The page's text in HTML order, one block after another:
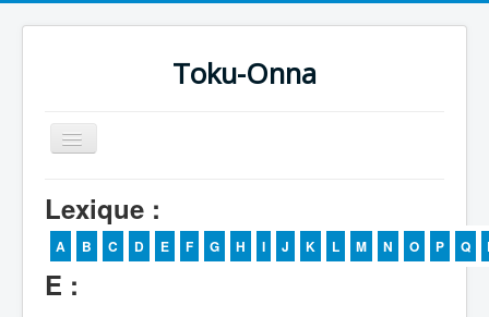
Toku-Onna
Basculer
la
Toku-Actrices
Toku-Critiques
Lexique :
A B C D E F G H I J K L M N O P Q
E :